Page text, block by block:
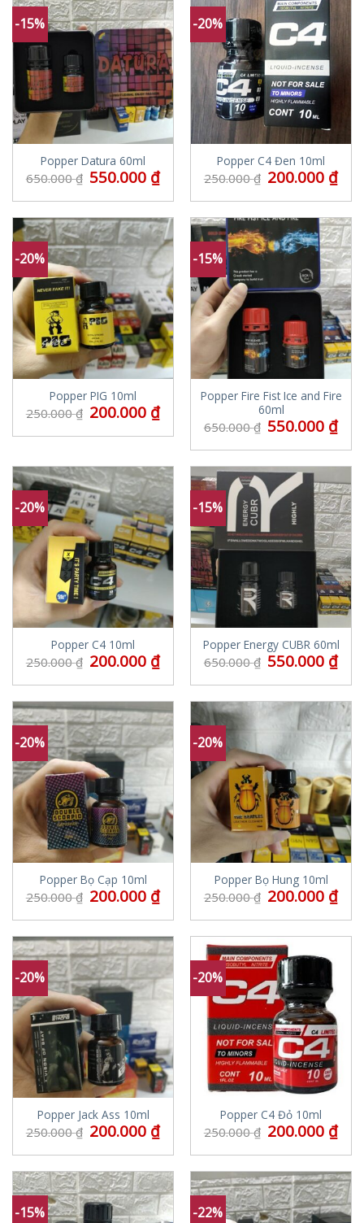
-15%
Popper Datura 60ml
650.000₫ 550.000 ₫
-20%
Popper C4 Đen 10ml
250.000₫ 200.000 ₫
-20%
Popper PIG 10ml
250.000₫ 200.000 ₫
-15%
Popper Fire Fist Ice and Fire
60ml
650.000₫ 550.000 ₫
-20%
Popper C4 10ml
250.000₫ 200.000 ₫
-15%
Popper Energy CUBR 60ml
650.000₫ 550.000 ₫
-20%
Popper Bọ Cạp 10ml
250.000₫ 200.000 ₫
-20%
Popper Bọ Hung 10ml
250.000₫ 200.000 ₫
-20%
Popper Jack Ass 10ml
250.000₫ 200.000 ₫
-20%
Popper C4 Đỏ 10ml
250.000₫ 200.000 ₫
-15% -22%